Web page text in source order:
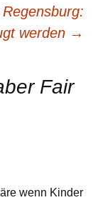
werden →
Fair
wenn Kinder